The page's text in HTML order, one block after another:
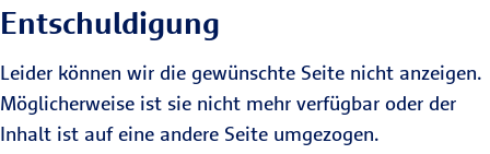
Entschuldigung
Leider können wir die gewünschte Seite nicht anzeigen.
Möglicherweise ist sie nicht mehr verfügbar oder der
Inhalt ist auf eine andere Seite umgezogen.